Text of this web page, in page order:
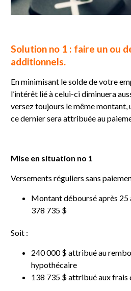
Solution no 1 : faire un ou
additionnels.
En minimisant le solde de votre
l’intérêt lié à celui-ci diminuera
versez toujours le même montant,
ce dernier sera attribuée au
Mise en situation no 1
Versements réguliers sans
Montant déboursé après 25
378 735 $
Soit :
240 000 $ attribué au
hypothécaire
138 735 $ attribué aux frais